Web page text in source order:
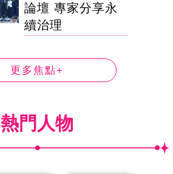
論壇 專家分享永
續治理
更多焦點+
熱門人物